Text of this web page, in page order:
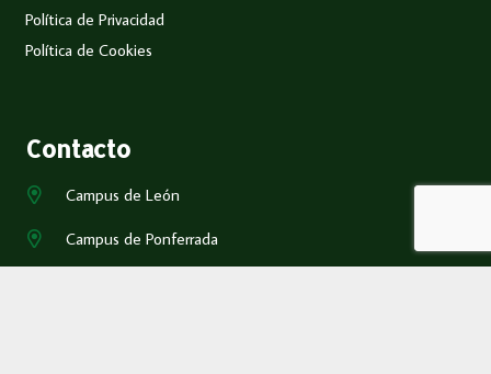
Política de Privacidad
Política de Cookies
Contacto
Campus de León
Campus de Ponferrada